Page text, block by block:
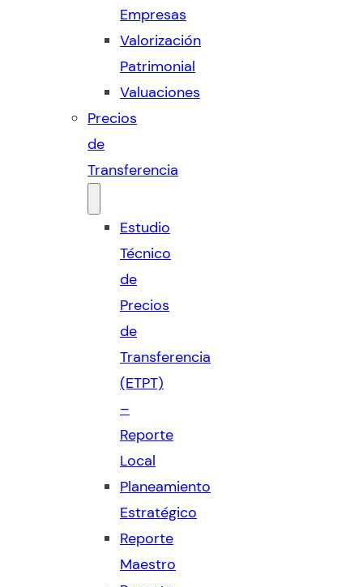
Empresas
Valorización
Patrimonial
Valuaciones
Precios
de
Transferencia
Estudio
Técnico
de
Precios
de
Transferencia
(ETPT)
–
Reporte
Local
Planeamiento
Estratégico
Reporte
Maestro